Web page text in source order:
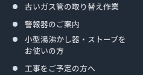
古いガス管の取り替え作業
警報器のご案内
小型湯沸かし器・ストーブを
お使いの方
工事をご予定の方へ